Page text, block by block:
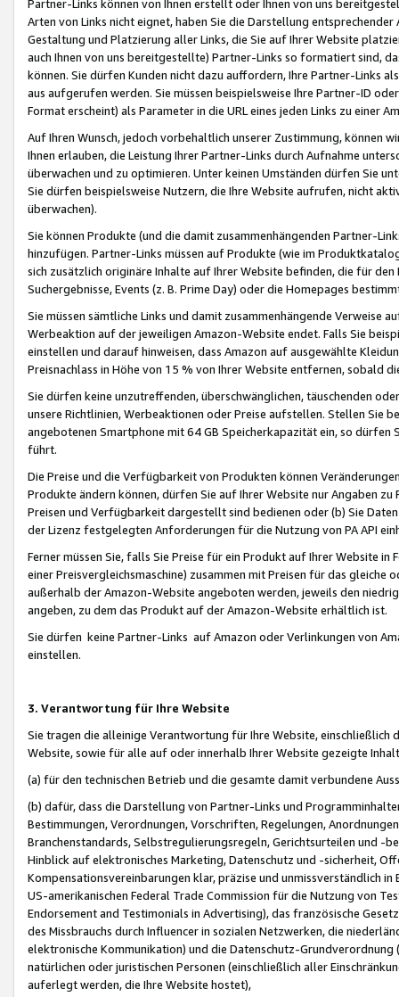
Partner-Links können von Ihnen erstellt oder Ihnen von uns
Arten von Links nicht eignet, haben Sie die Darstellung
Gestaltung und Platzierung aller Links, die Sie auf Ihrer Website
auch Ihnen von uns bereitgestellte) Partner-Links so formatiert sind,
können. Sie dürfen Kunden nicht dazu auffordern, Ihre Partner-Links
aus aufgerufen werden. Sie müssen beispielsweise Ihre Partner-ID
Format erscheint) als Parameter in die URL eines jeden Links zu einer
Auf Ihren Wunsch, jedoch vorbehaltlich unserer Zustimmung, können
Ihnen erlauben, die Leistung Ihrer Partner-Links durch Aufnahme
überwachen und zu optimieren. Unter keinen Umständen dürfen Sie
Sie dürfen beispielsweise Nutzern, die Ihre Website aufrufen, nicht
überwachen).
Sie können Produkte (und die damit zusammenhängenden Partner-
hinzufügen. Partner-Links müssen auf Produkte (wie im
sich zusätzlich originäre Inhalte auf Ihrer Website befinden, die für
Suchergebnisse, Events (z. B. Prime Day) oder die Homepages
Sie müssen sämtliche Links und damit zusammenhängende
Werbeaktion auf der jeweiligen Amazon-Website endet. Falls Sie
einstellen und darauf hinweisen, dass Amazon auf ausgewählte
Preisnachlass in Höhe von 15 % von Ihrer Website entfernen, sobald
Sie dürfen keine unzutreffenden, überschwänglichen, täuschenden
unsere Richtlinien, Werbeaktionen oder Preise aufstellen. Stellen Sie
angebotenen Smartphone mit 64 GB Speicherkapazität ein, so dürfen
führt.
Die Preise und die Verfügbarkeit von Produkten können
Produkte ändern können, dürfen Sie auf Ihrer Website nur Angaben
Preisen und Verfügbarkeit dargestellt sind bedienen oder (b) Sie
der Lizenz festgelegten Anforderungen für die Nutzung von PA API
Ferner müssen Sie, falls Sie Preise für ein Produkt auf Ihrer Website
einer Preisvergleichsmaschine) zusammen mit Preisen für das
außerhalb der Amazon-Website angeboten werden, jeweils den
angeben, zu dem das Produkt auf der Amazon-Website erhältlich ist.
Sie dürfen keine Partner-Links auf Amazon oder Verlinkungen von
einstellen.
3. Verantwortung für Ihre Website
Sie tragen die alleinige Verantwortung für Ihre Website,
Website, sowie für alle auf oder innerhalb Ihrer Website gezeigte
(a) für den technischen Betrieb und die gesamte damit verbundene
(b) dafür, dass die Darstellung von Partner-Links und
Bestimmungen, Verordnungen, Vorschriften, Regelungen,
Branchenstandards, Selbstregulierungsregeln, Gerichtsurteilen und -
Hinblick auf elektronisches Marketing, Datenschutz und -sicherheit,
Kompensationsvereinbarungen klar, präzise und unmissverständlich
US-amerikanischen Federal Trade Commission für die Nutzung von
Endorsement and Testimonials in Advertising), das französische
des Missbrauchs durch Influencer in sozialen Netzwerken, die
elektronische Kommunikation) und die Datenschutz-
natürlichen oder juristischen Personen (einschließlich aller
auferlegt werden, die Ihre Website hostet),